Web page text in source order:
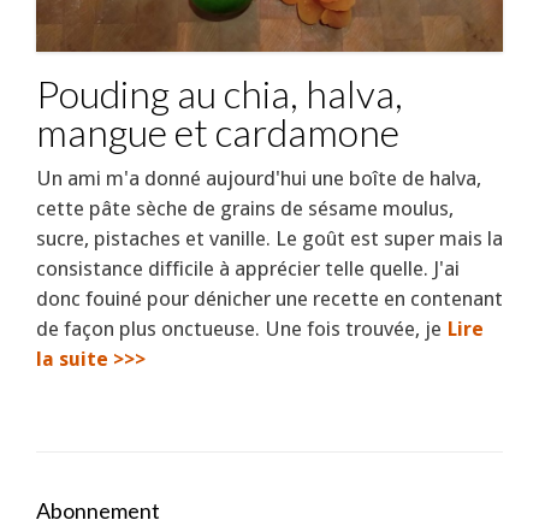
Pouding au chia, halva,
mangue et cardamone
Un ami m'a donné aujourd'hui une boîte de halva,
cette pâte sèche de grains de sésame moulus,
sucre, pistaches et vanille. Le goût est super mais la
consistance difficile à apprécier telle quelle. J'ai
donc fouiné pour dénicher une recette en contenant
de façon plus onctueuse. Une fois trouvée, je Lire
la suite >>>
Abonnement